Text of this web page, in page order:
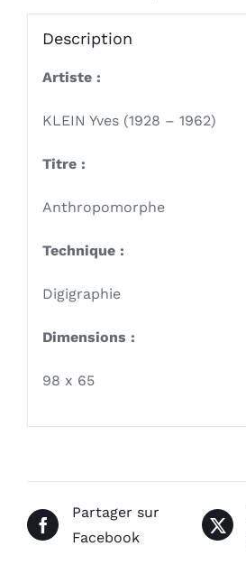
Description
Artiste :
KLEIN Yves (1928 – 1962)
Titre :
Anthropomorphe
Technique :
Digigraphie
Dimensions :
98 x 65
Partager sur
Facebook